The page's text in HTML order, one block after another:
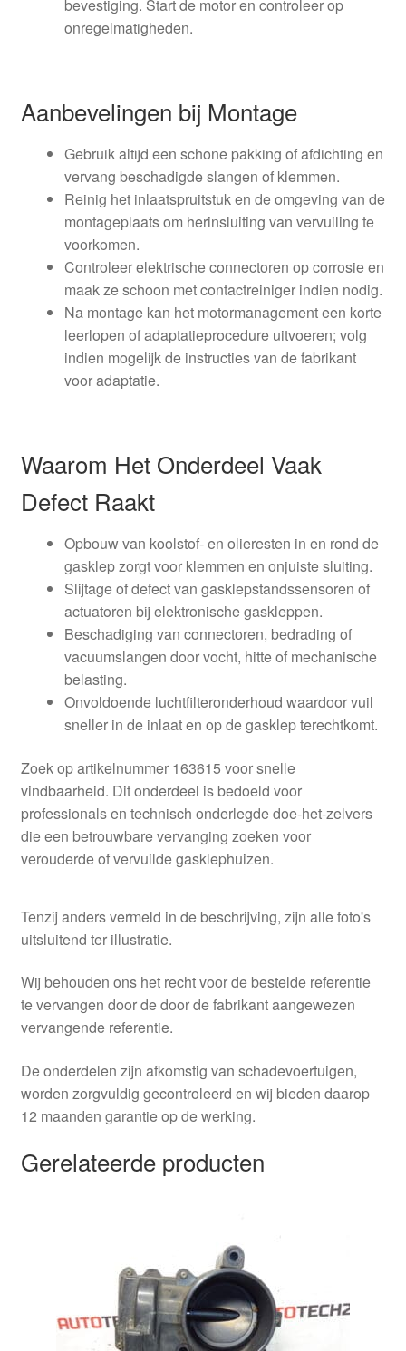
bevestiging. Start de motor en controleer op
onregelmatigheden.
Aanbevelingen bij Montage
Gebruik altijd een schone pakking of afdichting en
vervang beschadigde slangen of klemmen.
Reinig het inlaatspruitstuk en de omgeving van de
montageplaats om herinsluiting van vervuiling te
voorkomen.
Controleer elektrische connectoren op corrosie en
maak ze schoon met contactreiniger indien nodig.
Na montage kan het motormanagement een korte
leerlopen of adaptatieprocedure uitvoeren; volg
indien mogelijk de instructies van de fabrikant
voor adaptatie.
Waarom Het Onderdeel Vaak
Defect Raakt
Opbouw van koolstof- en olieresten in en rond de
gasklep zorgt voor klemmen en onjuiste sluiting.
Slijtage of defect van gasklepstandssensoren of
actuatoren bij elektronische gaskleppen.
Beschadiging van connectoren, bedrading of
vacuumslangen door vocht, hitte of mechanische
belasting.
Onvoldoende luchtfilteronderhoud waardoor vuil
sneller in de inlaat en op de gasklep terechtkomt.
Zoek op artikelnummer 163615 voor snelle
vindbaarheid. Dit onderdeel is bedoeld voor
professionals en technisch onderlegde doe-het-zelvers
die een betrouwbare vervanging zoeken voor
verouderde of vervuilde gasklephuizen.
Tenzij anders vermeld in de beschrijving, zijn alle foto's
uitsluitend ter illustratie.
Wij behouden ons het recht voor de bestelde referentie
te vervangen door de door de fabrikant aangewezen
vervangende referentie.
De onderdelen zijn afkomstig van schadevoertuigen,
worden zorgvuldig gecontroleerd en wij bieden daarop
12 maanden garantie op de werking.
Gerelateerde producten